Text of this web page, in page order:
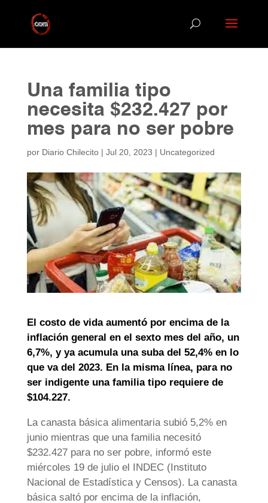
Una familia tipo
necesita $232.427 por
mes para no ser pobre
por Diario Chilecito| Jul 20, 2023 | Uncategorized
El costo de vida aumentó por encima de la
inflación general en el sexto mes del año, un
6,7%, y ya acumula una suba del 52,4% en lo
que va del 2023. En la misma línea, para no
ser indigente una familia tipo requiere de
$104.227.
La canasta básica alimentaria subió 5,2% en
junio mientras que una familia necesitó
$232.427 para no ser pobre, informó este
miércoles 19 de julio el INDEC (Instituto
Nacional de Estadística y Censos). La canasta
básica saltó por encima de la inflación,